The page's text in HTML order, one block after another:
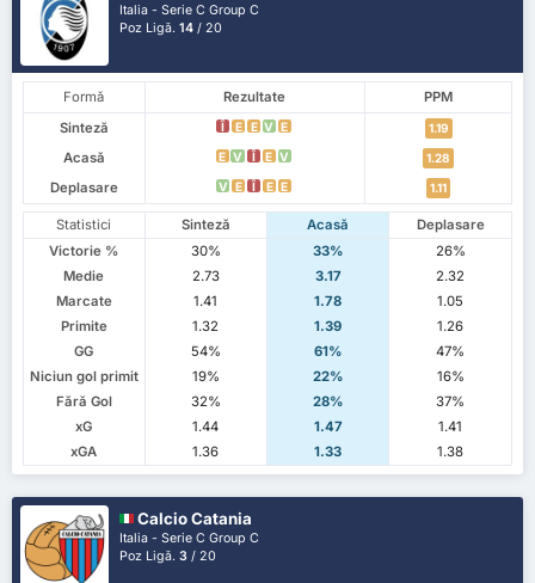
Italia - Serie C Group C
Poz Ligă.14 / 20
Formă Rezultate
PPM
Sinteză
Î E E V E 1.19
Acasă E V Î E V 1.28
Deplasare V E Î E E 1.11
Statistici Sinteză Acasă
Deplasare
Victorie %
30% 33%
26%
Medie
2.73 3.17
2.32
Marcate
1.41 1.78
1.05
Primite
1.32 1.39
1.26
GG
54% 61%
47%
Niciun gol primit
19% 22%
16%
Fără Gol
32% 28%
37%
xG
1.44 1.47
1.41
xGA
1.36 1.33 1.38
Calcio Catania
Italia - Serie C Group C
Poz Ligă.3 / 20